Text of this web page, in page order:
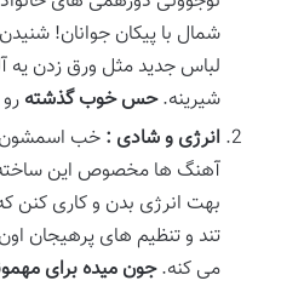
شمال با پیکان جوانان!
لباس جدید مثل ورق زدن یه
شیرینه.حس خوب گذشته
انرژی و شادی :خب اسمشون
آهنگ ها مخصوص این
بهت انرژی بدن و کاری کنن
تند و تنظیم های پرهیجان
می کنه.جون میده برای